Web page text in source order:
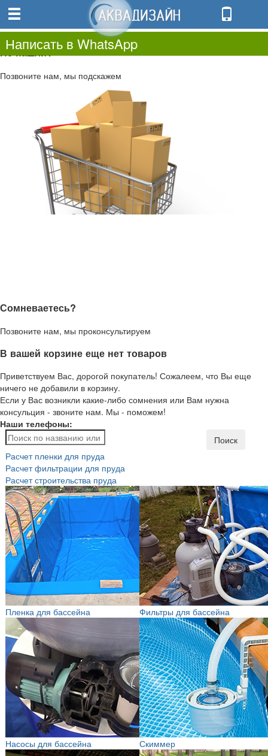
0.00
0
Не нашли?
Позвоните нам, мы подскажем
Сомневаетесь?
Позвоните нам, мы проконсультируем
В вашей корзине еще нет товаров
Приветствуем Вас, дорогой покупатель! Сожалеем, что Вы еще
ничего не добавили в корзину.
Если у Вас возникли какие-либо сомнения или Вам нужна
консульция - звоните нам. Мы - поможем!
Наши телефоны:
Написать в WhatsApp
Поиск
Расчет пленки для пруда
Расчет фильтрации для пруда
Расчет строительства пруда
Пленка для бассейна Фильтры для бассейна
Насосы для бассейна Скиммер